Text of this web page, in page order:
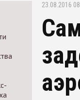
23.08.2016